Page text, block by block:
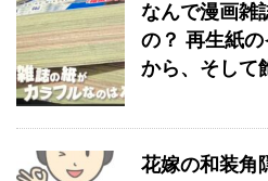
なんで漫画雑
の？ 再生紙
から、そして
花嫁の和装角